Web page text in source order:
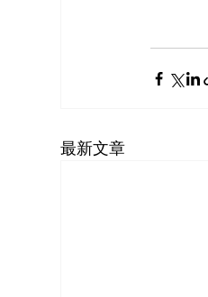
最新文章